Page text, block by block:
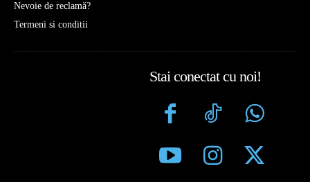
Nevoie de reclamă?
Termeni si conditii
Stai conectat cu noi!